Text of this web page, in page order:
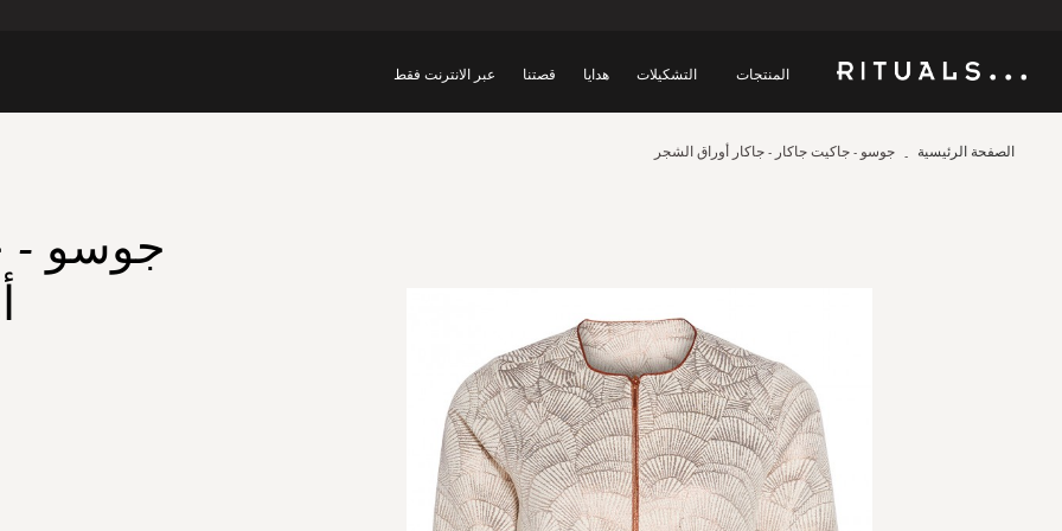
المنتجات التشكيلات هدايا قصتنا عبر الانترنت فقط
الصفحة الرئيسية جوسو - جاكيت جاكار - جاكار أوراق الشجر
جوسو -